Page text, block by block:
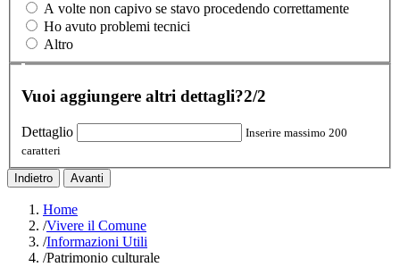
A volte non capivo se stavo procedendo correttamente
Ho avuto problemi tecnici
Altro
Vuoi aggiungere altri dettagli?2/2
Dettaglio
Inserire massimo 200
caratteri
Indietro Avanti
Home
/Vivere il Comune
/Informazioni Utili
/Patrimonio culturale